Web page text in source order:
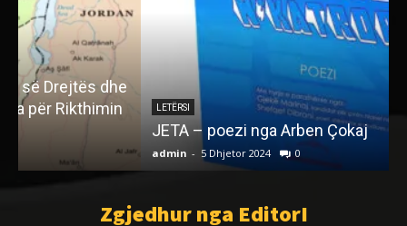
LETËRSI
JETA – poezi nga Arben Çokaj
5 Dhjetor 2024 0
Zgjedhur nga EditorI